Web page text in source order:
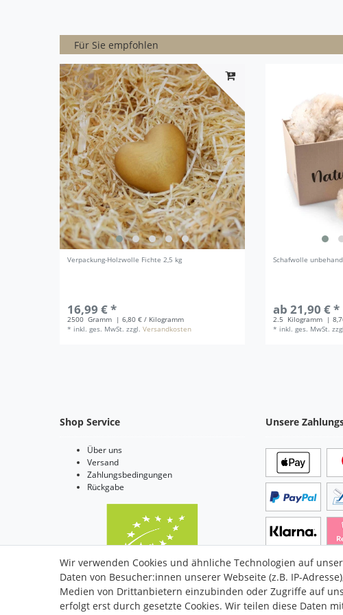
Für Sie empfohlen
Verpackung-Holzwolle Fichte 2,5 kg
16,99 € *
2500 Gramm
| 6,80 € / Kilogramm
* inkl. ges. MwSt. zzgl.Versandkosten
Schafwolle
ab 21,90 € *
2.5 Kilogramm
|
* inkl. ges. MwSt.
Shop Service
Über uns
Versand
Zahlungsbedingungen
Rückgabe
Bio Zertifiziert: DE-ÖKO-006
Unsere
Wir verwenden Cookies und ähnliche Technologien auf
Daten von Besucher:innen unserer Webseite (z.B. IP-
Medien von Drittanbietern einzubinden oder Zugriffe auf
erfolgt erst durch gesetzte Cookies. Wir teilen diese Daten